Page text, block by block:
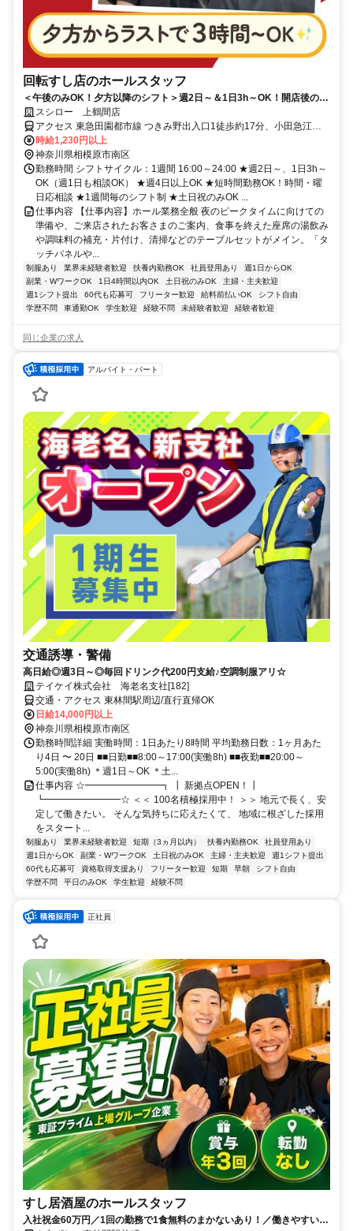
回転すし店のホールスタッフ
＜午後のみOK！夕方以降のシフト＞週2日～＆1日3h～OK！開店後の接
客メインのシンプルなお仕事
スシロー 上鶴間店
アクセス 東急田園都市線 つきみ野出入口1徒歩約17分、小田急江ノ
島線/小田急小田原線 東林間東口徒歩約20分、小田急小田原線 相模大
野東口(南出口)徒歩約25分
時給1,230円以上
神奈川県相模原市南区
勤務時間 シフトサイクル：1週間 16:00～24:00 ★週2日～、1日3h～
OK（週1日も相談OK） ★週4日以上OK ★短時間勤務OK！時間・曜
日応相談 ★1週間毎のシフト制 ★土日祝のみOK ...
仕事内容 【仕事内容】ホール業務全般 夜のピークタイムに向けての
準備や、ご来店されたお客さまのご案内、食事を終えた座席の湯飲み
や調味料の補充・片付け、清掃などのテーブルセットがメイン。「タ
ッチパネルや...
制服あり 業界未経験者歓迎 扶養内勤務OK 社員登用あり
週1日からOK
副業・WワークOK
1日4時間以内OK 土日祝のみOK
主婦・主夫歓迎
週1シフト提出
60代も応募可 フリーター歓迎 給料前払いOK
シフト自由
学歴不問
車通勤OK 学生歓迎 経験不問 未経験者歓迎 経験者歓迎
同じ企業の求人
アルバイト・パート
交通誘導・警備
高日給◎週3日～◎毎回ドリンク代200円支給♪空調制服アリ☆
テイケイ株式会社 海老名支社[182]
交通・アクセス 東林間駅周辺/直行直帰OK
日給14,000円以上
神奈川県相模原市南区
勤務時間詳細 実働時間：1日あたり8時間 平均勤務日数：1ヶ月あた
り4日 〜 20日 ■■日勤■■8:00～17:00(実働8h) ■■夜勤■■20:00～
5:00(実働8h) ＊週1日～OK ＊土...
仕事内容 ☆━━━━━━━━┓ ┃ 新拠点OPEN！┃
┗━━━━━━━━☆ ＜＜ 100名積極採用中！ ＞＞ 地元で長く、安
定して働きたい。 そんな気持ちに応えたくて、 地域に根ざした採用
をスタート...
制服あり 業界未経験者歓迎 短期（3ヵ月以内） 扶養内勤務OK
社員登用あり
週1日からOK
副業・WワークOK 土日祝のみOK 主婦・主夫歓迎
週1シフト提出
60代も応募可
資格取得支援あり フリーター歓迎 短期 早朝
シフト自由
学歴不問
平日のみOK 学生歓迎 経験不問
正社員
すし居酒屋のホールスタッフ
入社祝金60万円／1回の勤務で1食無料のまかないあり！／働きやすい環